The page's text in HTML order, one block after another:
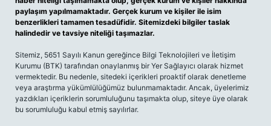
paylaşım yapılmamaktadır. Gerçek kurum ve kişiler ile isim
benzerlikleri tamamen tesadüfidir. Sitemizdeki bilgiler taslak
halindedir ve tavsiye niteliği taşımazlar.
Sitemiz, 5651 Sayılı Kanun gereğince Bilgi Teknolojileri ve İletişim
Kurumu (BTK) tarafından onaylanmış bir Yer Sağlayıcı olarak hizmet
vermektedir. Bu nedenle, sitedeki içerikleri proaktif olarak denetleme
veya araştırma yükümlülüğümüz bulunmamaktadır. Ancak, üyelerimiz
yazdıkları içeriklerin sorumluluğunu taşımakta olup, siteye üye olarak
bu sorumluluğu kabul etmiş sayılırlar.